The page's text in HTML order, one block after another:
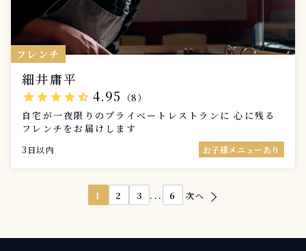
フレンチ
細井庸平
star star star star star_half 4.95
（8）
自宅が一夜限りのプライベートレストランに 心に残る
フレンチをお届けします
3日以内 お子様メニューあり
1 2 3 ... 6 次へ